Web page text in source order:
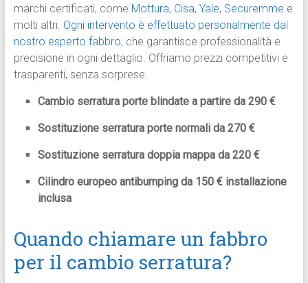
marchi certificati, come Mottura, Cisa, Yale, Securemme e
molti altri. Ogni intervento è effettuato personalmente dal
nostro esperto fabbro, che garantisce professionalità e
precisione in ogni dettaglio. Offriamo prezzi competitivi e
trasparenti, senza sorprese.
Cambio serratura porte blindate a partire da 290 €
Sostituzione serratura porte normali da 270 €
Sostituzione serratura doppia mappa da 220 €
Cilindro europeo antibumping da 150 € installazione
inclusa
Quando chiamare un fabbro
per il cambio serratura?